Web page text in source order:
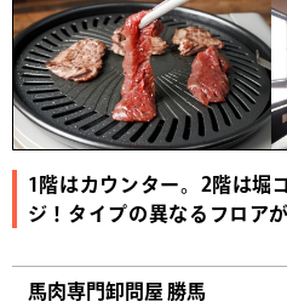
1階はカウンター。2階は堀
ジ！タイプの異なるフロア
馬肉専門卸問屋 勝馬